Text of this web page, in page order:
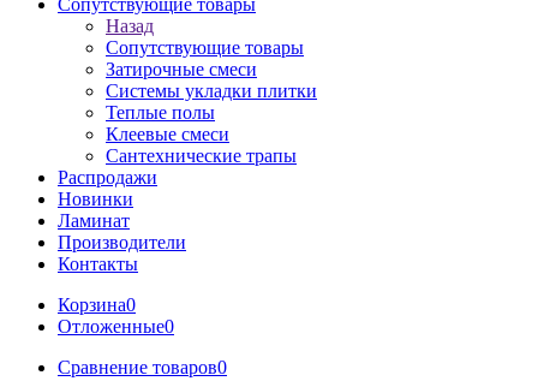
Сопутствующие товары
Назад
Сопутствующие товары
Затирочные смеси
Системы укладки плитки
Теплые полы
Клеевые смеси
Сантехнические трапы
Распродажи
Новинки
Ламинат
Производители
Контакты
Корзина0
Отложенные0
Сравнение товаров0